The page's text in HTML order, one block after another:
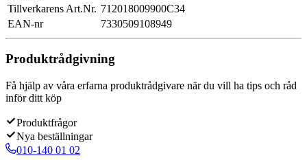
Tillverkarens Art.Nr. 712018009900C34
EAN-nr
7330509108949
Produktrådgivning
Få hjälp av våra erfarna produktrådgivare när du vill ha tips och råd
inför ditt köp
Produktfrågor
Nya beställningar
010-140 01 02